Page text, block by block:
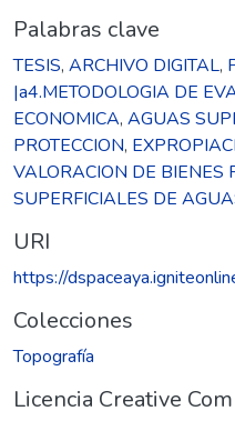
Palabras clave
TESIS, ARCHIVO DIGITAL,
|a4.METODOLOGIA DE
ECONOMICA, AGUAS
PROTECCION,
VALORACION DE BIENES
SUPERFICIALES DE
URI
https://
Colecciones
Topografía
Licencia Creative